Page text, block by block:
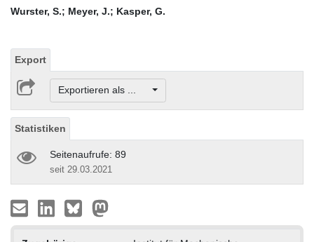
Wurster, S.; Meyer, J.; Kasper, G.
Export
Exportieren als ...
Statistiken
Seitenaufrufe: 89
seit 29.03.2021